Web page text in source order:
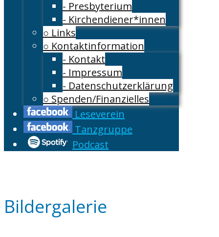
- Presbyterium
- Kirchendiener*innen
○ Links
○ Kontaktinformation
- Kontakt
- Impressum
- Datenschutzerklärung
○ Spenden/Finanzielles
Leseverein
Tanzgruppe
Podcast
Bildergalerie